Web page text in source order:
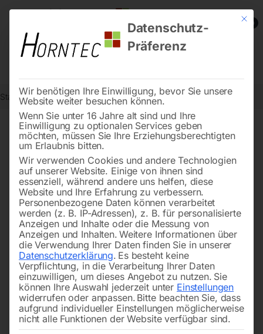
0
Start Steintrenntechnik Rührwerke Rührstation
Mit
Datenschutz-
Präferenz
Wir benötigen Ihre Einwilligung, bevor Sie unsere
Website weiter besuchen können.
Wenn Sie unter 16 Jahre alt sind und Ihre
Einwilligung zu optionalen Services geben
möchten, müssen Sie Ihre Erziehungsberechtigten
um Erlaubnis bitten.
Wir verwenden Cookies und andere Technologien
auf unserer Website. Einige von ihnen sind
essenziell, während andere uns helfen, diese
Website und Ihre Erfahrung zu verbessern.
Personenbezogene Daten können verarbeitet
werden (z. B. IP-Adressen), z. B. für personalisierte
Anzeigen und Inhalte oder die Messung von
Anzeigen und Inhalten. Weitere Informationen über
die Verwendung Ihrer Daten finden Sie in unserer
Datenschutzerklärung. Es besteht keine
Verpflichtung, in die Verarbeitung Ihrer Daten
einzuwilligen, um dieses Angebot zu nutzen. Sie
können Ihre Auswahl jederzeit unter Einstellungen
widerrufen oder anpassen. Bitte beachten Sie, dass
aufgrund individueller Einstellungen möglicherweise
nicht alle Funktionen der Website verfügbar sind.